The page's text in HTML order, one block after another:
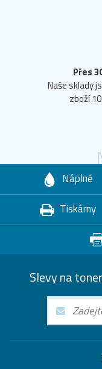
Přes
Naše sklady
zboží
Náplně
Tiskárny
Slevy na